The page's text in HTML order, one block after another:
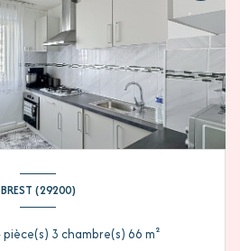
BREST (29200)
Appartement 4 pièce(s) 3 chambre(s) 66 m²